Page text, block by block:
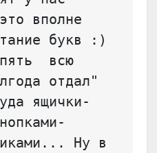
вполне
букв :)
всю
отдал"
ящички-
Ну в